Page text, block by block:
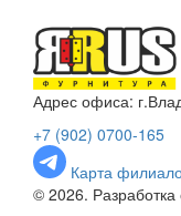
Адрес офиса:
+7 (902) 0700-165
Карта
© 2026. Разработка